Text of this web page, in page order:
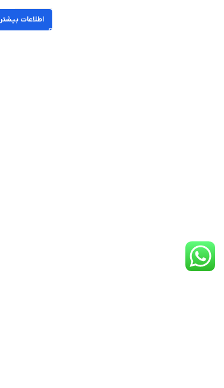
اطلاعات بیشتر